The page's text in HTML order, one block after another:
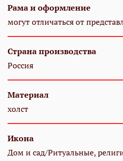
Рама и оформление
могут отличаться от
Страна производства
Россия
Материал
холст
Икона
Дом и сад/Ритуальные,